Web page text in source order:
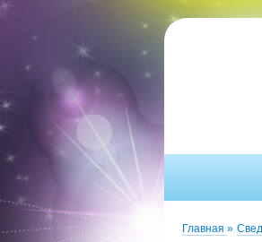
Главная »